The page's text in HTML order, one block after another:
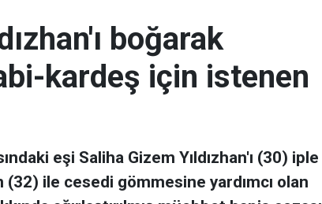
boğarak
kardeş için istenen
eşi Saliha Gizem Yıldızhan'ı (30) iple
(32) ile cesedi gömmesine yardımcı olan